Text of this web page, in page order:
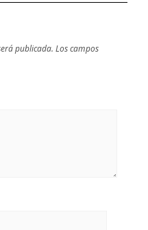
publicada. Los campos